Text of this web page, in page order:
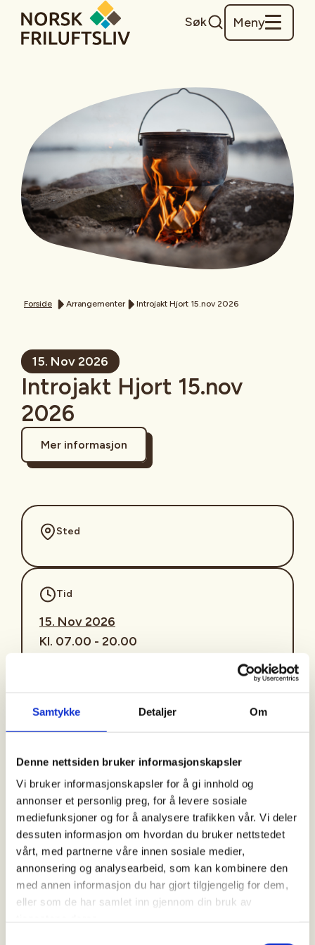
Samtykke Detaljer Om
Denne nettsiden bruker informasjonskapsler
Vi bruker informasjonskapsler for å gi innhold og
annonser et personlig preg, for å levere sosiale
mediefunksjoner og for å analysere trafikken vår. Vi deler
dessuten informasjon om hvordan du bruker nettstedet
vårt, med partnerne våre innen sosiale medier,
annonsering og analysearbeid, som kan kombinere den
med annen informasjon du har gjort tilgjengelig for dem,
eller som de har samlet inn gjennom din bruk av
Søk Meny
Forside Arrangementer Introjakt Hjort 15.nov 2026
15. Nov 2026
Introjakt Hjort 15.nov
2026
Mer informasjon
Sted
Tid
15. Nov 2026
Kl. 07.00 - 20.00
Arrangør
Kontaktperson
https://92233948
lasse.jenssen@gmail.com
Introjakt på Vestlandet/Bergens området
PÅMELDING: Ring eller send e-post til den
arrangøransvarlige for påmelding eller